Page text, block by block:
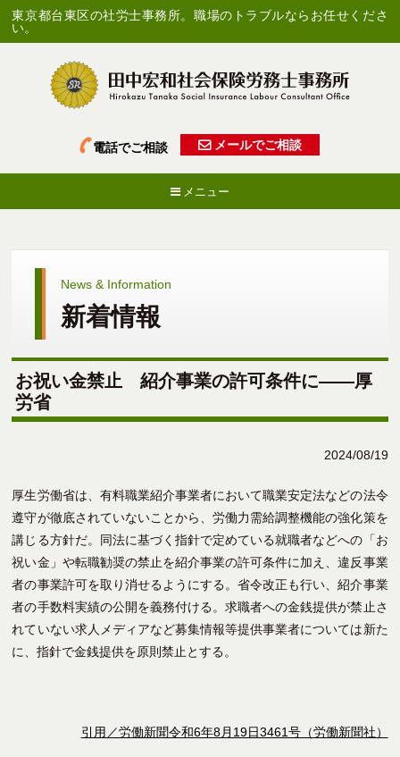
東京都台東区の社労士事務所。職場のトラブルならお任せくださ
い。
電話でご相談 メールでご相談
メニュー
News & Information
新着情報
お祝い金禁止 紹介事業の許可条件に――厚
労省
2024/08/19
厚生労働省は、有料職業紹介事業者において職業安定法などの法令
遵守が徹底されていないことから、労働力需給調整機能の強化策を
講じる方針だ。同法に基づく指針で定めている就職者などへの「お
祝い金」や転職勧奨の禁止を紹介事業の許可条件に加え、違反事業
者の事業許可を取り消せるようにする。省令改正も行い、紹介事業
者の手数料実績の公開を義務付ける。求職者への金銭提供が禁止さ
れていない求人メディアなど募集情報等提供事業者については新た
に、指針で金銭提供を原則禁止とする。
引用／労働新聞令和6年8月19日3461号（労働新聞社）